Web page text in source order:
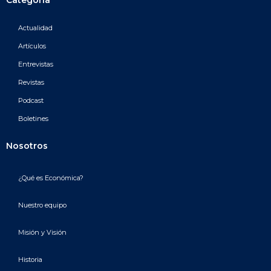
Actualidad
Artículos
Entrevistas
Revistas
Podcast
Boletines
Nosotros
¿Qué es Económica?
Nuestro equipo
Misión y Visión
Historia